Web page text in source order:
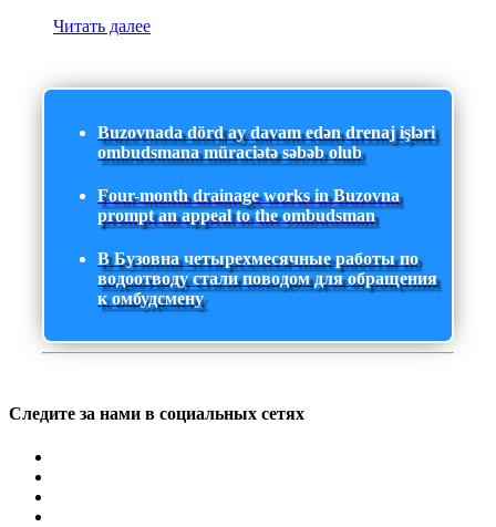
Читать далее
Buzovnada dörd ay davam edən drenaj işləri
ombudsmana müraciətə səbəb olub
Four-month drainage works in Buzovna
prompt an appeal to the ombudsman
В Бузовна четырехмесячные работы по
водоотводу стали поводом для обращения
к омбудсмену
Следите за нами в социальных сетях